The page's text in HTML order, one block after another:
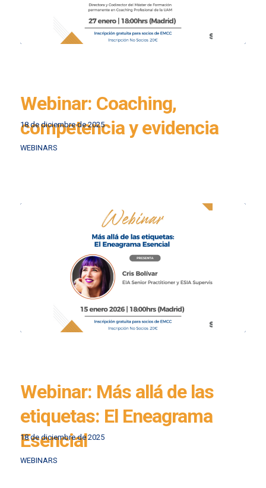
Webinar: Coaching,
competencia y evidencia
WEBINARS
18 de diciembre de 2025
Webinar: Más allá de las
etiquetas: El Eneagrama
Esencial
WEBINARS
18 de diciembre de 2025